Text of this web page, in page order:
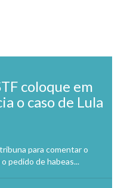
coloque em
o caso de Lula
para comentar o
pedido de habeas...